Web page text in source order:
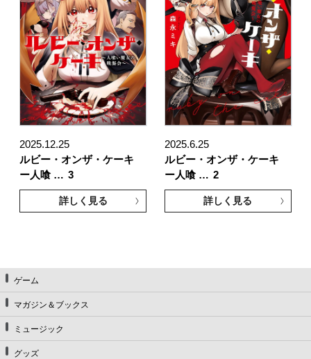
2025.12.25
ルビー・オンザ・ケーキ
ー人喰 … 3
詳しく見る
2025.6.25
ルビー・オンザ・ケーキ
ー人喰 … 2
詳しく見る
ゲーム
マガジン＆ブックス
ミュージック
グッズ